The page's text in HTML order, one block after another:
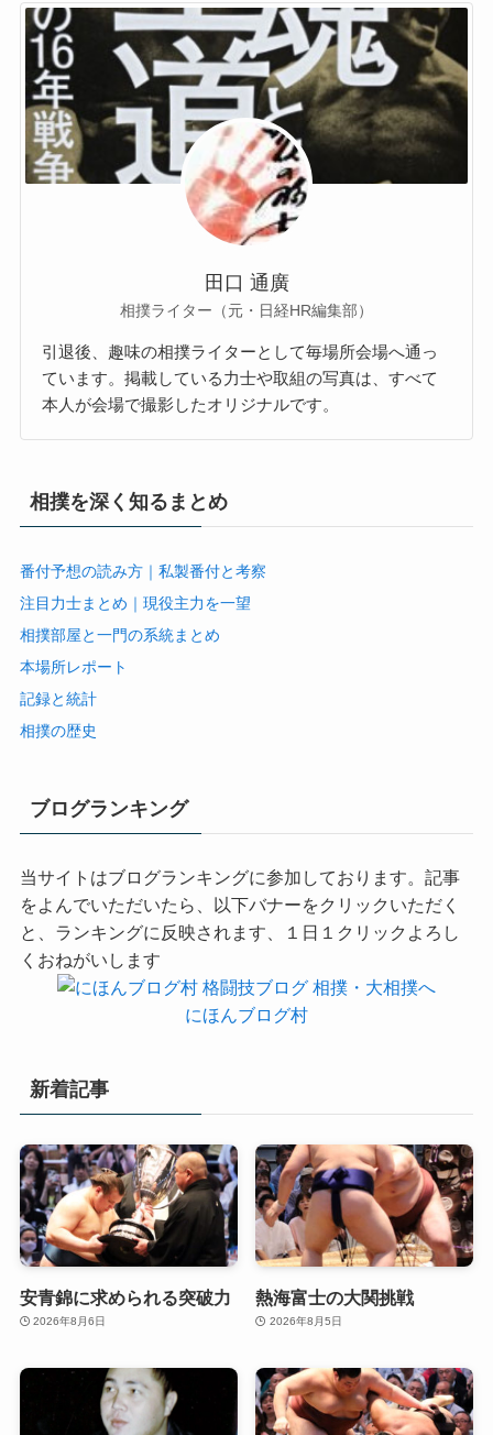
田口 通廣
相撲ライター（元・日経HR編集部）
引退後、趣味の相撲ライターとして毎場所会場へ通っ
ています。掲載している力士や取組の写真は、すべて
本人が会場で撮影したオリジナルです。
相撲を深く知るまとめ
番付予想の読み方｜私製番付と考察
注目力士まとめ｜現役主力を一望
相撲部屋と一門の系統まとめ
本場所レポート
記録と統計
相撲の歴史
ブログランキング
当サイトはブログランキングに参加しております。記事
をよんでいただいたら、以下バナーをクリックいただく
と、ランキングに反映されます、１日１クリックよろし
くおねがいします
にほんブログ村
新着記事
安青錦に求められる突破力
2026年8月6日
熱海富士の大関挑戦
2026年8月5日